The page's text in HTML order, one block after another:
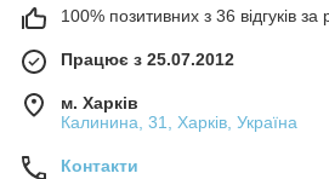
100% позитивних з 36 відгуків за
Працює з 25.07.2012
м. Харків
Калинина, 31, Харків, Україна
Контакти